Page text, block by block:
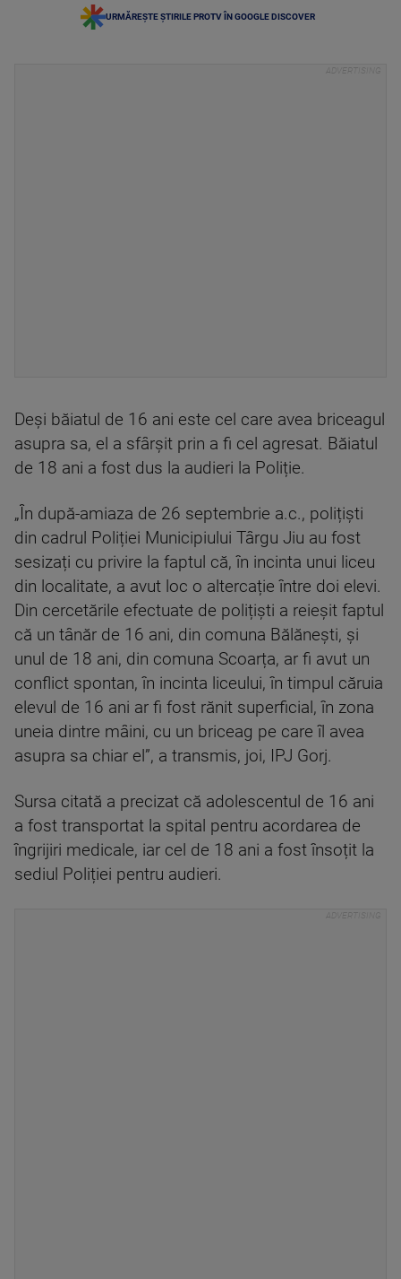
URMĂREȘTE ȘTIRILE PROTV ÎN GOOGLE DISCOVER
Deși băiatul de 16 ani este cel care avea briceagul
asupra sa, el a sfârșit prin a fi cel agresat. Băiatul
de 18 ani a fost dus la audieri la Poliție.
„În după-amiaza de 26 septembrie a.c., polițiști
din cadrul Poliției Municipiului Târgu Jiu au fost
sesizați cu privire la faptul că, în incinta unui liceu
din localitate, a avut loc o altercație între doi elevi.
Din cercetările efectuate de polițiști a reieșit faptul
că un tânăr de 16 ani, din comuna Bălănești, și
unul de 18 ani, din comuna Scoarța, ar fi avut un
conflict spontan, în incinta liceului, în timpul căruia
elevul de 16 ani ar fi fost rănit superficial, în zona
uneia dintre mâini, cu un briceag pe care îl avea
asupra sa chiar el”, a transmis, joi, IPJ Gorj.
Sursa citată a precizat că adolescentul de 16 ani
a fost transportat la spital pentru acordarea de
îngrijiri medicale, iar cel de 18 ani a fost însoțit la
sediul Poliției pentru audieri.